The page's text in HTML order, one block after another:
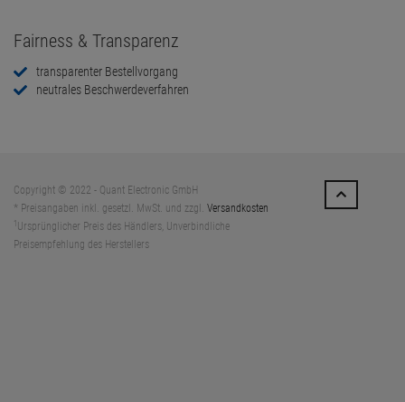
Fairness & Transparenz
transparenter Bestellvorgang
neutrales Beschwerdeverfahren
Copyright © 2022 - Quant Electronic GmbH
* Preisangaben inkl. gesetzl. MwSt. und zzgl. Versandkosten
Ursprünglicher Preis des Händlers, Unverbindliche
Preisempfehlung des Herstellers